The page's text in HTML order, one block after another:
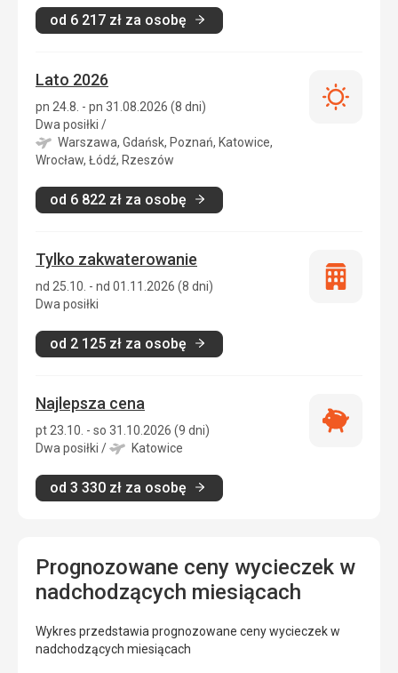
od 6 217 zł za osobę
Lato 2026
pn 24.8. - pn 31.08.2026 (8 dni)
Dwa posiłki /
Warszawa, Gdańsk, Poznań, Katowice,
Wrocław, Łódź, Rzeszów
od 6 822 zł za osobę
Lato
Tylko zakwaterowanie
nd 25.10. - nd 01.11.2026 (8 dni)
Dwa posiłki
od 2 125 zł za osobę
Tylko
Najlepsza cena
pt 23.10. - so 31.10.2026 (9 dni)
Dwa posiłki / Katowice
od 3 330 zł za osobę
Najlepsza
Prognozowane ceny wycieczek w
nadchodzących miesiącach
Wykres przedstawia prognozowane ceny wycieczek w
nadchodzących miesiącach